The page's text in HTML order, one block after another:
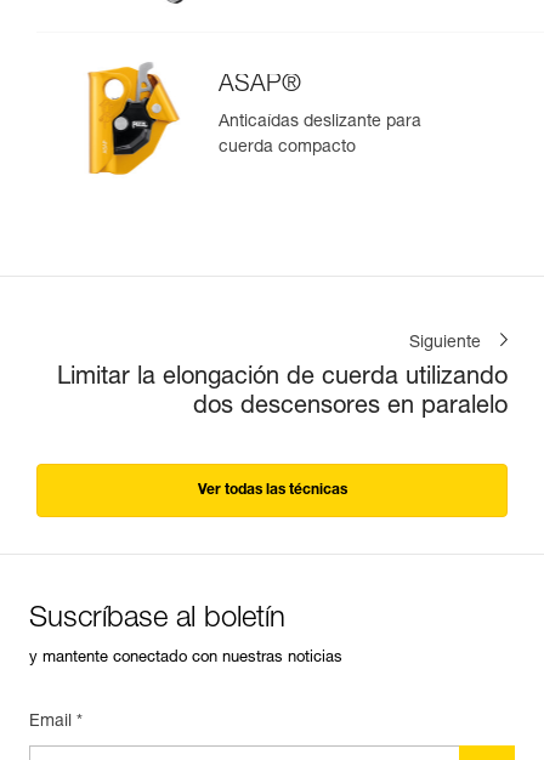
ASAP®
Anticaídas deslizante para
cuerda compacto
Siguiente
Limitar la elongación de cuerda utilizando
dos descensores en paralelo
Ver todas las técnicas
Suscríbase al boletín
y mantente conectado con nuestras noticias
Email *